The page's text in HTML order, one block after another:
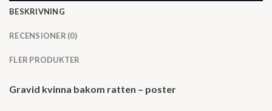
BESKRIVNING
RECENSIONER (0)
FLER PRODUKTER
Gravid kvinna bakom ratten – poster